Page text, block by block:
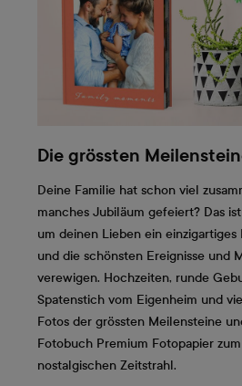
Die grössten
Deine Familie hat schon viel
manches Jubiläum gefeiert? Das
um deinen Lieben ein
und die schönsten Ereignisse und
verewigen. Hochzeiten, runde
Spatenstich vom Eigenheim und
Fotos der grössten Meilensteine
Fotobuch Premium Fotopapier
nostalgischen Zeitstrahl.